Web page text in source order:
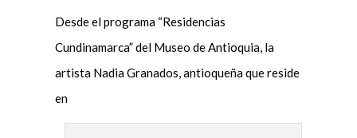
Desde el programa “Residencias
Cundinamarca” del Museo de Antioquia, la
artista Nadia Granados, antioqueña que reside
en